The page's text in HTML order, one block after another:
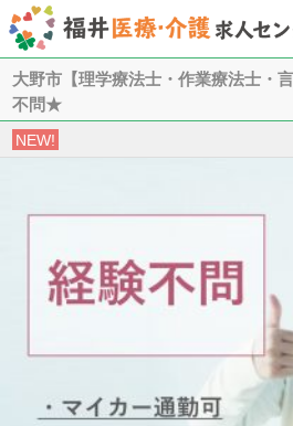
大野市【理学療法士・作業療法士・
不問★
NEW!